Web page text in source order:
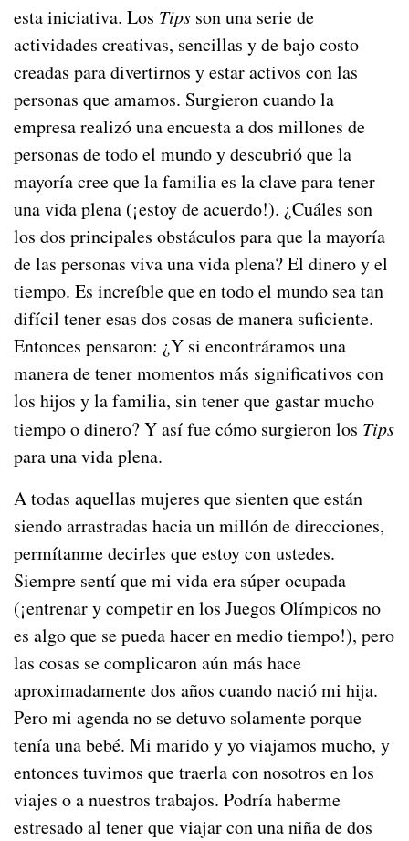
esta iniciativa. Los Tips son una serie de
actividades creativas, sencillas y de bajo costo
creadas para divertirnos y estar activos con las
personas que amamos. Surgieron cuando la
empresa realizó una encuesta a dos millones de
personas de todo el mundo y descubrió que la
mayoría cree que la familia es la clave para tener
una vida plena (¡estoy de acuerdo!). ¿Cuáles son
los dos principales obstáculos para que la mayoría
de las personas viva una vida plena? El dinero y el
tiempo. Es increíble que en todo el mundo sea tan
difícil tener esas dos cosas de manera suficiente.
Entonces pensaron: ¿Y si encontráramos una
manera de tener momentos más significativos con
los hijos y la familia, sin tener que gastar mucho
tiempo o dinero? Yasí fue cómo surgieron los Tips
para una vida plena.
A todas aquellas mujeres que sienten que están
siendo arrastradas hacia un millón de direcciones,
permítanme decirles que estoy con ustedes.
Siempre sentí que mi vida era súper ocupada
(¡entrenar y competir en los Juegos Olímpicos no
es algo que se pueda hacer en medio tiempo!), pero
las cosas se complicaron aún más hace
aproximadamente dos años cuando nació mi hija.
Pero mi agenda no se detuvo solamente porque
tenía una bebé. Mi marido y yo viajamos mucho, y
entonces tuvimos que traerla con nosotros en los
viajes o a nuestros trabajos. Podría haberme
estresado al tener que viajar con una niña de dos